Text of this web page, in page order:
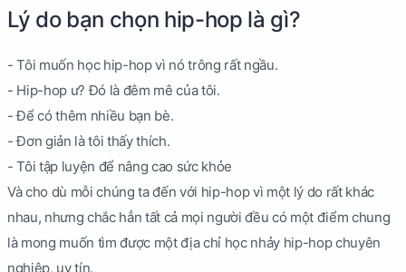
Lý do bạn chọn hip-hop là gì?
- Tôi muốn học hip-hop vì nó trông rất ngầu.
- Hip-hop ư? Đó là đêm mê của tôi.
- Để có thêm nhiều bạn bè.
- Đơn giản là tôi thấy thích.
- Tôi tập luyện để nâng cao sức khỏe
Và cho dù mỗi chúng ta đến với hip-hop vì một lý do rất khác
nhau, nhưng chắc hẳn tất cả mọi người đều có một điểm chung
là mong muốn tìm được một địa chỉ học nhảy hip-hop chuyên
nghiệp, uy tín.